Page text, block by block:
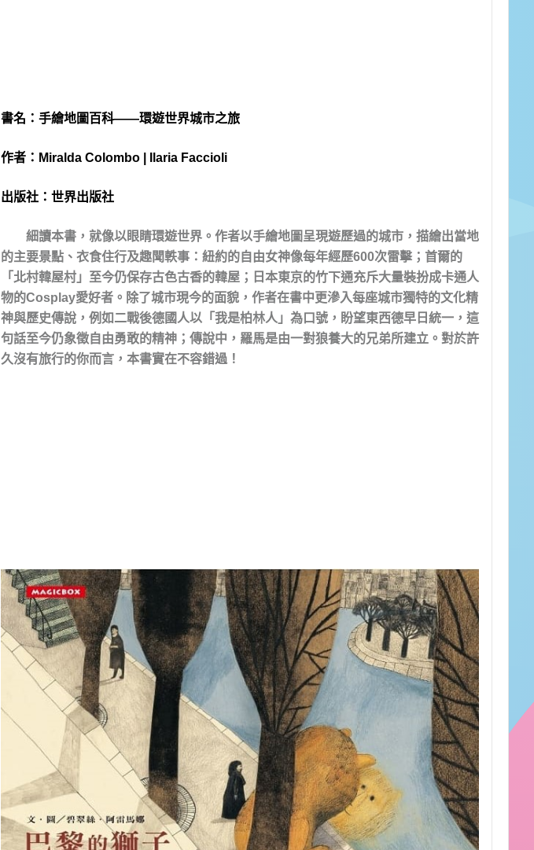
書名： 手繪地圖百科——環遊世界城市之旅
作者： Miralda Colombo | Ilaria Faccioli
出版社： 世界出版社
細讀本書，就像以眼睛環遊世界。作者以手繪地圖呈現遊歷過的城市，描繪出當地
的主要景點、衣食住行及趣聞軼事：紐約的自由女神像每年經歷600次雷擊；首爾的
「北村韓屋村」至今仍保存古色古香的韓屋；日本東京的竹下通充斥大量裝扮成卡通人
物的Cosplay愛好者。除了城市現今的面貌，作者在書中更滲入每座城市獨特的文化精
神與歷史傳說，例如二戰後德國人以「我是柏林人」為口號，盼望東西德早日統一，這
句話至今仍象徵自由勇敢的精神；傳說中，羅馬是由一對狼養大的兄弟所建立。對於許
久沒有旅行的你而言，本書實在不容錯過！